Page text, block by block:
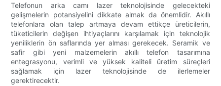
Telefonun arka camı lazer teknolojisinde gelecekteki
gelişmelerin potansiyelini dikkate almak da önemlidir. Akıllı
telefonlara olan talep artmaya devam ettikçe üreticilerin,
tüketicilerin değişen ihtiyaçlarını karşılamak için teknolojik
yeniliklerin ön saflarında yer alması gerekecek. Seramik ve
safir gibi yeni malzemelerin akıllı telefon tasarımına
entegrasyonu, verimli ve yüksek kaliteli üretim süreçleri
sağlamak için lazer teknolojisinde de ilerlemeler
gerektirecektir.